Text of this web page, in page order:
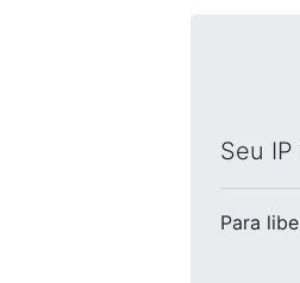
Seu
Para